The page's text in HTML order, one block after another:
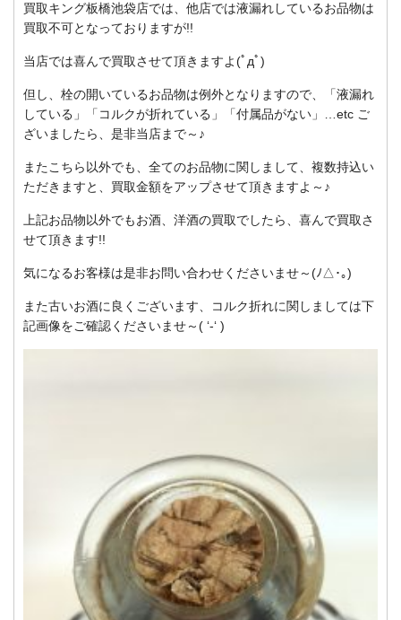
買取キング板橋池袋店では、他店では液漏れしているお品物は
買取不可となっておりますが!!
当店では喜んで買取させて頂きますよ(ﾟдﾟ)
但し、栓の開いているお品物は例外となりますので、「液漏れ
している」「コルクが折れている」「付属品がない」…etc ご
ざいましたら、是非当店まで～♪
またこちら以外でも、全てのお品物に関しまして、複数持込い
ただきますと、買取金額をアップさせて頂きますよ～♪
上記お品物以外でもお酒、洋酒の買取でしたら、喜んで買取さ
せて頂きます!!
気になるお客様は是非お問い合わせくださいませ～(ﾉ△･｡)
また古いお酒に良くございます、コルク折れに関しましては下
記画像をご確認くださいませ～( ‘-‘ )